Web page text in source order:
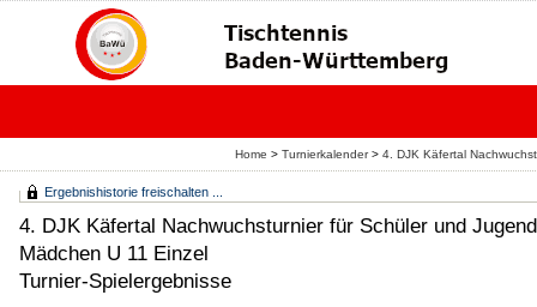
Home > Turnierkalender> 4. DJK Käfertal
Ergebnishistorie freischalten ...
4. DJK Käfertal Nachwuchsturnier für Schüler und
Mädchen U 11 Einzel
Turnier-Spielergebnisse